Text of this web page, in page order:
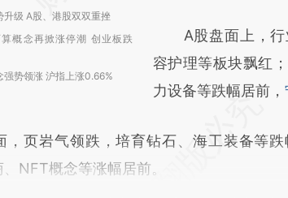
升级 A股、港股双双重挫
概念再掀涨停潮 创业板跌
强势领涨 沪指上涨0.66%
A股盘面上，行
容护理等板块飘红
力设备等跌幅居前，
页岩气领跌，培育钻石、海工装备等跌
NFT概念等涨幅居前。